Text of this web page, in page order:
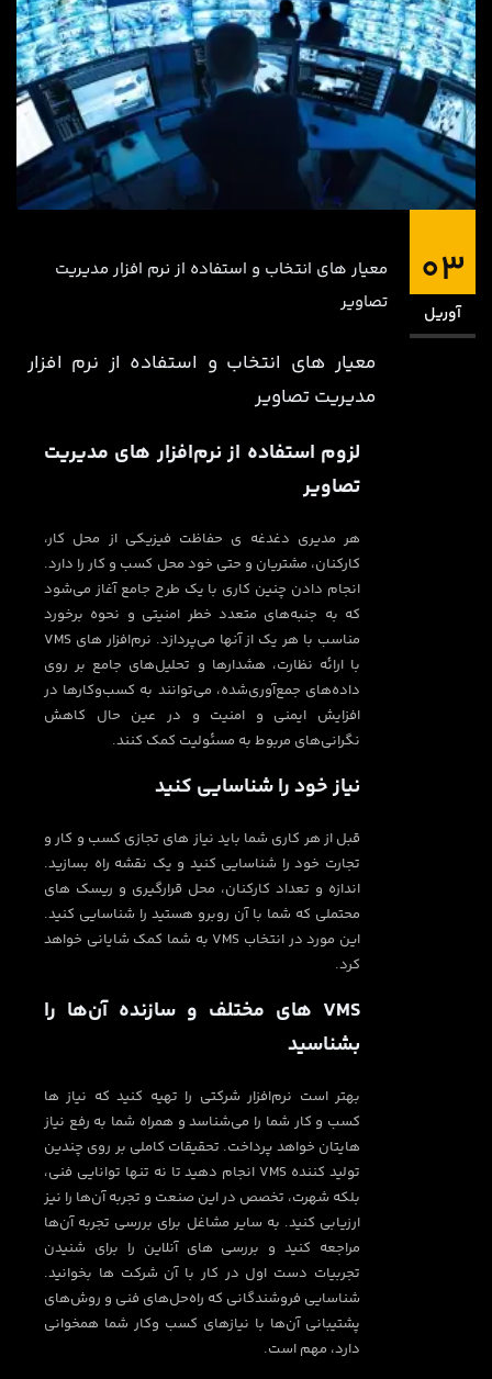
معیار های انتخاب و استفاده از نرم افزار مدیریت
تصاویر
معیار های انتخاب و استفاده از نرم افزار
مدیریت تصاویر
لزوم استفاده از نرم‌افزار های مدیریت
تصاویر
هر مدیری دغدغه ی حفاظت فیزیکی از محل کار،
کارکنان، مشتریان و حتی خود محل کسب و کار را دارد.
انجام دادن چنین کاری با یک طرح جامع آغاز می‌شود
که به جنبه‌های متعدد خطر امنیتی و نحوه برخورد
مناسب با هر یک از آنها می‌پردازد. نرم‌افزار های VMS
با ارائه نظارت، هشدارها و تحلیل‌های جامع بر روی
داده‌های جمع‌آوری‌شده، می‌توانند به کسب‌وکارها در
افزایش ایمنی و امنیت و در عین حال کاهش
نگرانی‌های مربوط به مسئولیت کمک کنند.
نیاز خود را شناسایی کنید
قبل از هر کاری شما باید نیاز های تجازی کسب و کار و
تجارت خود را شناسایی کنید و یک نقشه راه بسازید.
اندازه و تعداد کارکنان، محل قرارگیری و ریسک های
محتملی که شما با آن روبرو هستید را شناسایی کنید.
این مورد در انتخاب VMS به شما کمک شایانی خواهد
کرد.
VMS های مختلف و سازنده آن‌ها را
بشناسید
بهتر است نرم‌افزار شرکتی را تهیه کنید که نیاز ها
کسب و کار شما را می‌شناسد و همراه شما به رفع نیاز
هایتان خواهد پرداخت. تحقیقات کاملی بر روی چندین
تولید کننده VMS انجام دهید تا نه تنها توانایی فنی،
بلکه شهرت، تخصص در این صنعت و تجربه آن‌ها را نیز
ارزیابی کنید. به سایر مشاغل برای بررسی تجربه آن‌ها
مراجعه کنید و بررسی های آنلاین را برای شنیدن
تجربیات دست اول در کار با آن شرکت ها بخوانید.
شناسایی فروشندگانی که راه‌حل‌های فنی و روش‌های
پشتیبانی آن‌ها با نیازهای کسب ‌وکار شما همخوانی
دارد، مهم است.
03
آوریل